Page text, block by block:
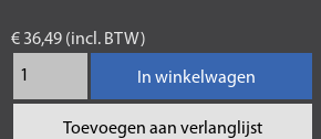
€ 36,49 (incl. BTW)
In winkelwagen
Toevoegen aan verlanglijst